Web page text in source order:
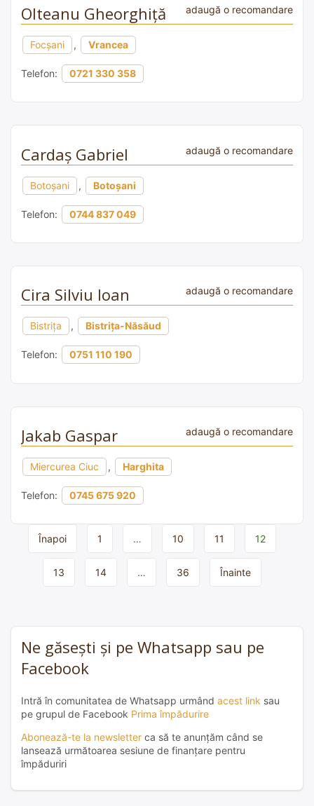
Olteanu Gheorghiță adaugă o recomandare
Focșani , Vrancea
Telefon: 0721 330 358
Cardaș Gabriel adaugă o recomandare
Botoșani , Botoșani
Telefon: 0744 837 049
Cira Silviu Ioan adaugă o recomandare
Bistrița , Bistrița-Năsăud
Telefon: 0751 110 190
Jakab Gaspar adaugă o recomandare
Miercurea Ciuc , Harghita
Telefon: 0745 675 920
Page
Înapoi 1 … 10 11 12
13 14 … 36 Înainte
Ne găsești și pe Whatsapp sau pe
Facebook
Intră în comunitatea de Whatsapp urmând acest link sau
pe grupul de Facebook Prima împădurire
Abonează-te la newsletter ca să te anunțăm când se
lansează următoarea sesiune de finanțare pentru
împăduriri